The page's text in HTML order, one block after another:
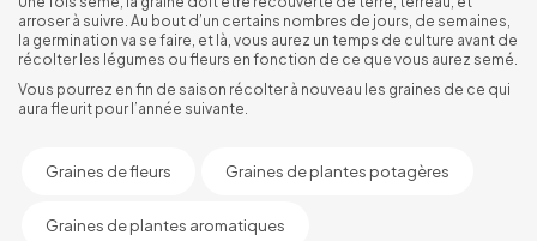
arroser à suivre. Au bout d’un certains nombres de jours, de semaines,
la germination va se faire, et là, vous aurez un temps de culture avant de
récolter les légumes ou fleurs en fonction de ce que vous aurez semé.
Vous pourrez en fin de saison récolter à nouveau les graines de ce qui
aura fleurit pour l’année suivante.
Graines de fleurs Graines de plantes potagères
Graines de plantes aromatiques